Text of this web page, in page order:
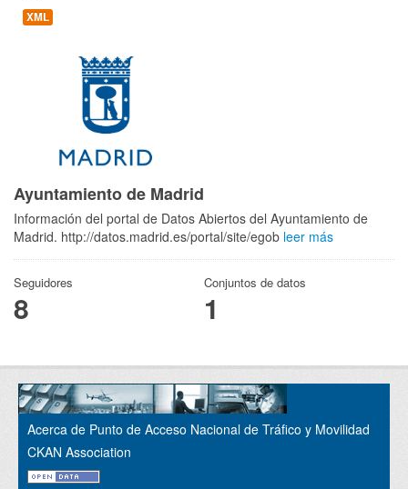
XML
Ayuntamiento de Madrid
Información del portal de Datos Abiertos del Ayuntamiento de
Madrid. http://datos.madrid.es/portal/site/egob leer más
Seguidores
8
Conjuntos de datos
1
Acerca de Punto de Acceso Nacional de Tráfico y Movilidad
CKAN Association